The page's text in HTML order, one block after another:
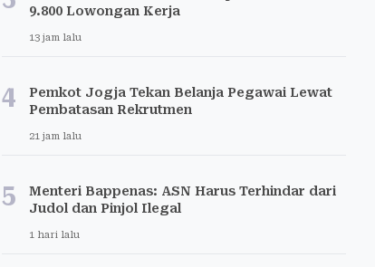
9.800 Lowongan Kerja
13 jam lalu
4
Pemkot Jogja Tekan Belanja Pegawai Lewat
Pembatasan Rekrutmen
21 jam lalu
5
Menteri Bappenas: ASN Harus Terhindar dari
Judol dan Pinjol Ilegal
1 hari lalu